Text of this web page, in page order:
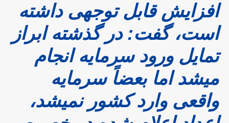
افزایش قابل توجهی داشته
است، گفت: در گذشته ابراز
تمایل ورود سرمایه انجام‌
میشد اما بعضاً سرمایه
واقعی وارد کشور نمیشد،